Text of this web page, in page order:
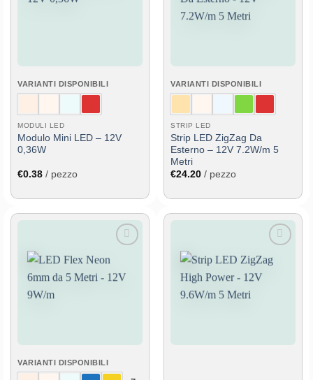
VARIANTI DISPONIBILI
MODULI LED
Modulo Mini LED – 12V
0,36W
€0.38 / pezzo
VARIANTI DISPONIBILI
STRIP LED
Strip LED ZigZag Da
Esterno – 12V 7.2W/m 5
Metri
€24.20 / pezzo
alla lista
dei
VARIANTI DISPONIBILI
Aggiungi
alla lista